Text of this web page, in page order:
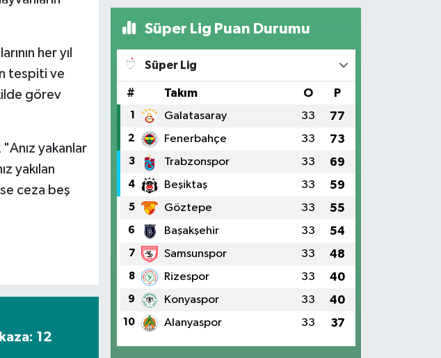
her yıl
tespiti ve
görev
yakanlar
yakılan
ceza beş
12
Süper Lig Puan Durumu
Süper Lig
# Takım O P
1 Galatasaray 33 77
2 Fenerbahçe 33 73
3 Trabzonspor 33 69
4 Beşiktaş 33 59
5 Göztepe 33 55
6 Başakşehir 33 54
7 Samsunspor 33 48
8 Rizespor 33 40
9 Konyaspor 33 40
10 Alanyaspor 33 37